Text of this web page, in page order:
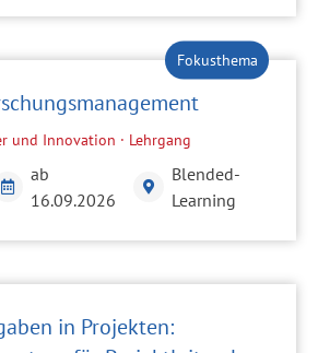
und Innovation · Lehrgang
ab
16.09.2026
Blended-
Learning
in Projekten: